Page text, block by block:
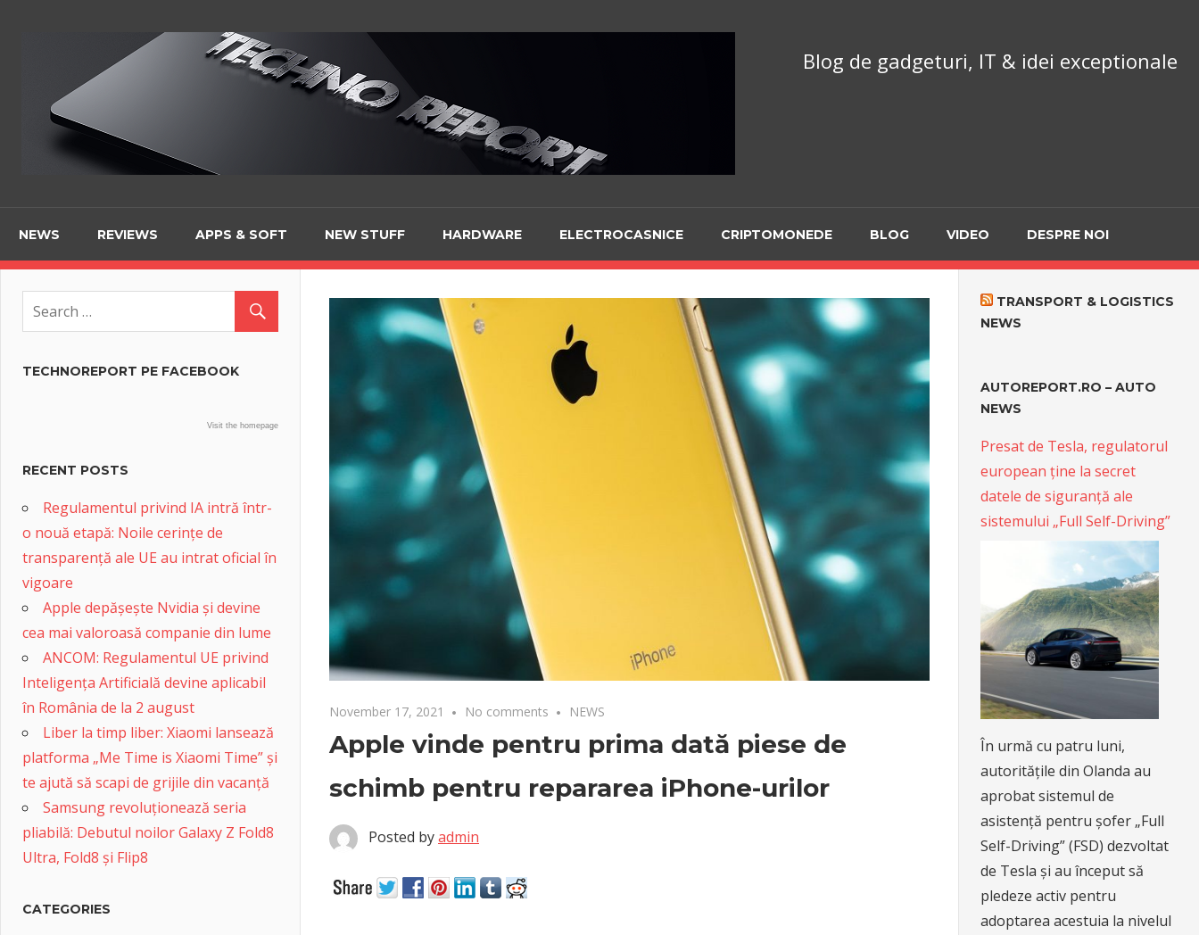
TechnoReport.ro
Blog de gadgeturi, IT & idei exceptionale
NEWS REVIEWS APPS & SOFT NEW STUFF HARDWARE ELECTROCASNICE CRIPTOMONEDE BLOG VIDEO DESPRE NOI
November 17, 2021 No comments NEWS
Apple vinde pentru prima dată piese de
schimb pentru repararea iPhone-urilor
Posted byadmin
TECHNOREPORT PE FACEBOOK
Visit the homepage
RECENT POSTS
Regulamentul privind IA intră într-
o nouă etapă: Noile cerințe de
transparență ale UE au intrat oficial în
vigoare
Apple depășește Nvidia și devine
cea mai valoroasă companie din lume
ANCOM: Regulamentul UE privind
Inteligența Artificială devine aplicabil
în România de la 2 august
Liber la timp liber: Xiaomi lansează
platforma „Me Time is Xiaomi Time” și
te ajută să scapi de grijile din vacanță
Samsung revoluționează seria
pliabilă: Debutul noilor Galaxy Z Fold8
Ultra, Fold8 și Flip8
CATEGORIES
TRANSPORT & LOGISTICS
NEWS
AUTOREPORT.RO – AUTO
NEWS
Presat de Tesla, regulatorul
european ține la secret
datele de siguranță ale
sistemului „Full Self-Driving”
În urmă cu patru luni,
autoritățile din Olanda au
aprobat sistemul de
asistență pentru șofer „Full
Self-Driving” (FSD) dezvoltat
de Tesla și au început să
pledeze activ pentru
adoptarea acestuia la nivelul